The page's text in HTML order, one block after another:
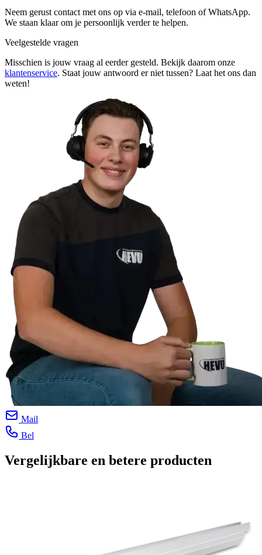
Neem gerust contact met ons op via e-mail, telefoon of WhatsApp.
We staan klaar om je persoonlijk verder te helpen.
Veelgestelde vragen
Misschien is jouw vraag al eerder gesteld. Bekijk daarom onze
klantenservice. Staat jouw antwoord er niet tussen? Laat het ons dan
weten!
Mail
Bel
Vergelijkbare en betere producten